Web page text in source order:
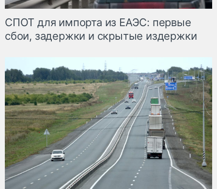
СПОТ для импорта из ЕАЭС: первые
сбои, задержки и скрытые издержки